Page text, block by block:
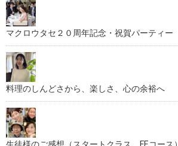
マクロウタセ２０周年記念・祝賀パーティー
料理のしんどさから、楽しさ、心の余裕へ